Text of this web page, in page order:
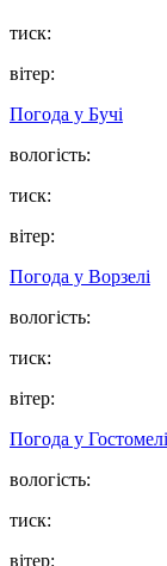
тиск:
вітер:
Погода у Бучі
вологість:
тиск:
вітер:
Погода у Ворзелі
вологість:
тиск:
вітер:
Погода у Гостомелі
вологість:
тиск:
вітер: